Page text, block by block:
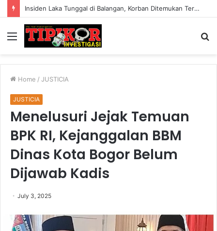
Insiden Laka Tunggal di Balangan, Korban Ditemukan Tergetak Tak Bernyawa
Menu
Home / JUSTICIA
JUSTICIA
Menelusuri Jejak Temuan
BPK RI, Kejanggalan BBM
Dinas Kota Bogor Belum
Dijawab Kadis
July 3, 2025